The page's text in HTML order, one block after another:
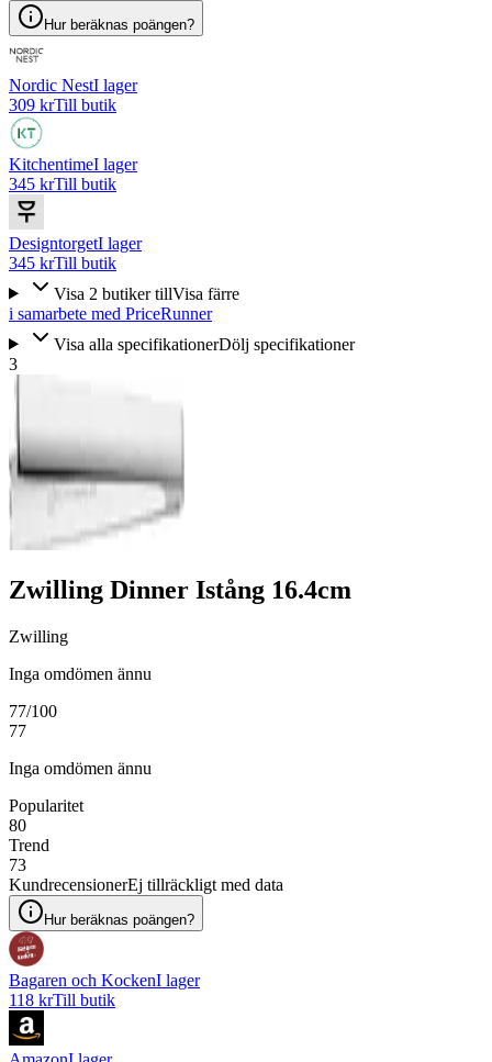
Hur beräknas poängen?
Nordic NestI lager
309 krTill butik
KitchentimeI lager
345 krTill butik
DesigntorgetI lager
345 krTill butik
Visa 2 butiker tillVisa färre
i samarbete med PriceRunner
Visa alla specifikationerDölj specifikationer
3
Zwilling Dinner Istång 16.4cm
Zwilling
Inga omdömen ännu
77/100
77
Inga omdömen ännu
Popularitet
80
Trend
73
KundrecensionerEj tillräckligt med data
Hur beräknas poängen?
Bagaren och KockenI lager
118 krTill butik